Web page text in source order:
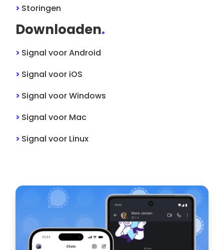
> Storingen
Downloaden.
> SignalvoorAndroid
> Signalvoor iOS
> SignalvoorWindows
> Signalvoor Mac
> Signalvoor Linux